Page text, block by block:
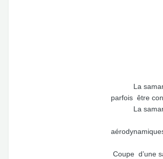
La samare
parfois être
La samare
- un
Coupe d’une